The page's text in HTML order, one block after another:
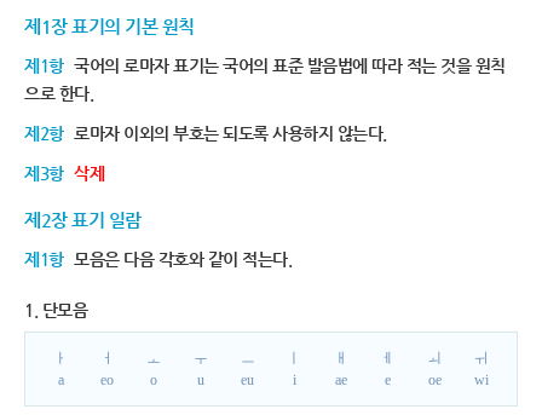
제1장 표기의 기본 원칙
제1항 국어의 로마자 표기는 국어의 표준 발음법에 따라 적는 것을 원칙
으로 한다.
제2항 로마자 이외의 부호는 되도록 사용하지 않는다.
제3항 삭제
제2장 표기 일람
제1항 모음은 다음 각호와 같이 적는다.
1. 단모음
ㅏ
a
ㅓ
eo
ㅗ
o
ㅜ
u
ㅡ
eu
i
ㅐ
ae
ㅔ
e
ㅚ
oe
ㅟ
wi